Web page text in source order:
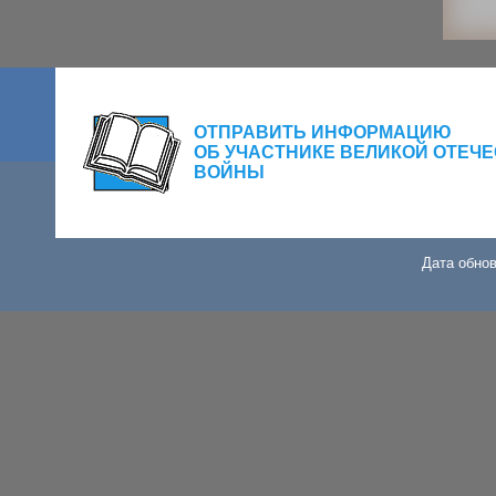
ОТПРАВИТЬ ИНФОРМАЦИЮ
ОБ УЧАСТНИКЕ ВЕЛИКОЙ
ВОЙНЫ
Дата